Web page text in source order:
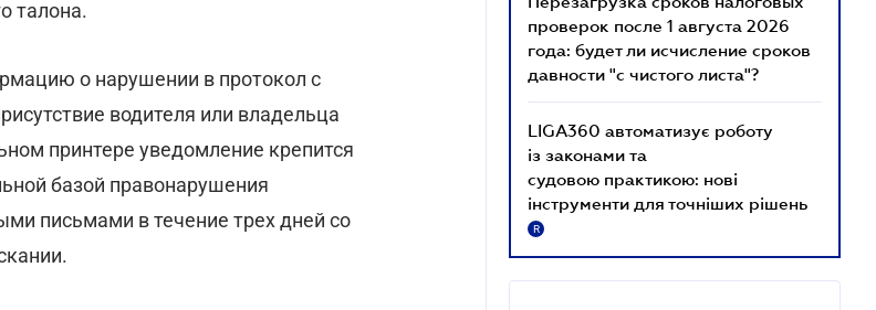
талона.
о нарушении в протокол с
водителя или владельца
принтере уведомление крепится
базой правонарушения
письмами в течение трех дней со
проверок после 1 августа 2026
года: будет ли исчисление сроков
давности "с чистого листа"?
LIGA360 автоматизує роботу
із законами та
судовою практикою: нові
інструменти для точніших рішень
R